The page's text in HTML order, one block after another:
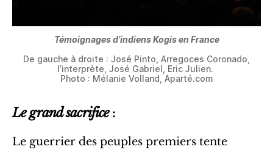
Témoignages d’indiens Kogis en France
De gauche à droite : José Pinto, Arregoces Coronado,
l’interprète, José Gabriel, Eric Julien.
Photo : Mélanie Volland, Aparté.com
Le grand sacrifice:
Le guerrier des peuples premiers tente